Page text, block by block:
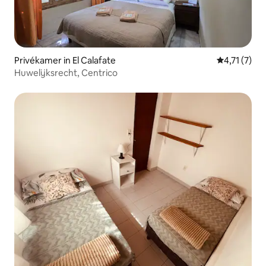
Privékamer in El Calafate
4,71 (7)
Huwelijksrecht, Centrico